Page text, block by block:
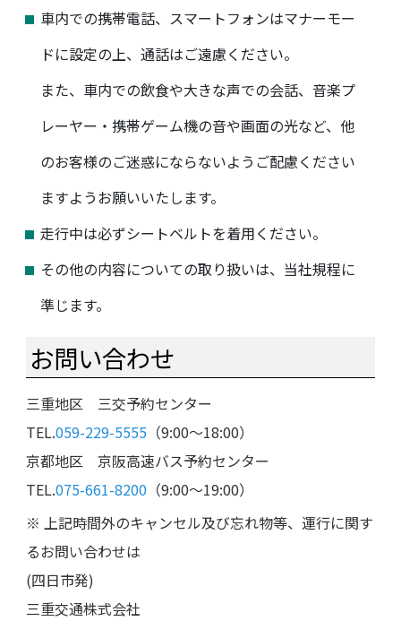
車内での携帯電話、スマートフォンはマナーモー
ドに設定の上、通話はご遠慮ください。
また、車内での飲食や大きな声での会話、音楽プ
レーヤー・携帯ゲーム機の音や画面の光など、他
のお客様のご迷惑にならないようご配慮ください
ますようお願いいたします。
走行中は必ずシートベルトを着用ください。
その他の内容についての取り扱いは、当社規程に
準じます。
お問い合わせ
三重地区 三交予約センター
TEL.059-229-5555 （9:00～18:00）
京都地区 京阪高速バス予約センター
TEL.075-661-8200 （9:00～19:00）
※ 上記時間外のキャンセル及び忘れ物等、運行に関す
るお問い合わせは
(四日市発)
三重交通株式会社